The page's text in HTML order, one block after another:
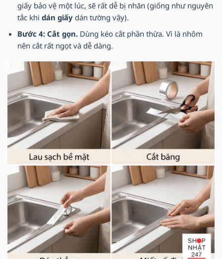
giấy bảo vệ một lúc, sẽ rất dễ bị nhăn (giống như nguyên
tắc khi dán giấydán tường vậy).
Bước 4: Cắt gọn.Dùng kéo cắt phần thừa. Vì là nhôm
nên cắt rất ngọt và dễ dàng.